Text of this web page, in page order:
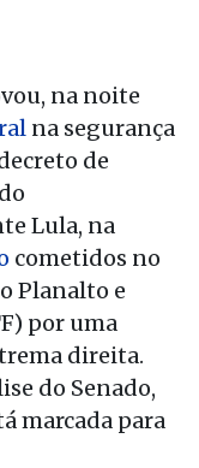
na noite
na segurança
de
Lula, na
cometidos no
Planalto e
por uma
direita.
do Senado,
marcada para